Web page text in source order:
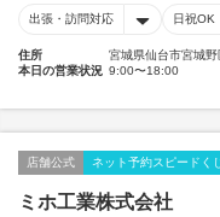
出張・訪問対応 日祝OK
住所
宮城県仙台市宮城
本日の営業状況 9:00〜18:00
店舗公式 ネット予約スピードく
ミホ工業株式会社